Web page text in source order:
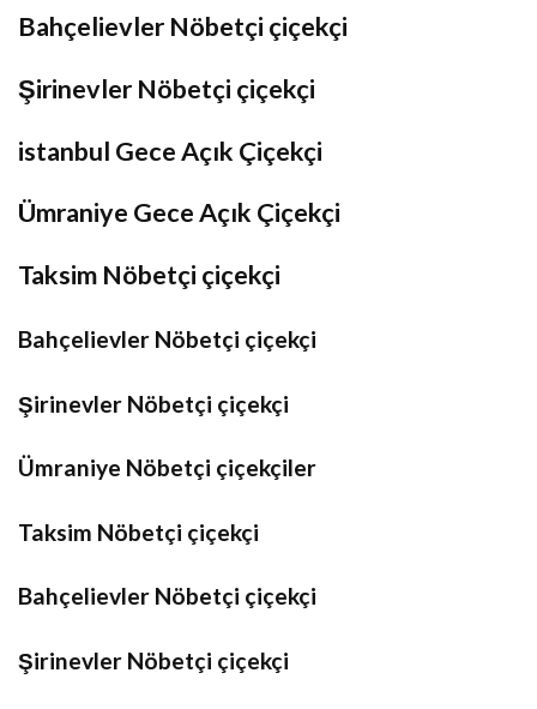
Bahçelievler Nöbetçi çiçekçi
Şirinevler Nöbetçi çiçekçi
istanbul Gece Açık Çiçekçi
Ümraniye Gece Açık Çiçekçi
Taksim Nöbetçi çiçekçi
Bahçelievler Nöbetçi çiçekçi
Şirinevler Nöbetçi çiçekçi
Ümraniye Nöbetçi çiçekçiler
Taksim Nöbetçi çiçekçi
Bahçelievler Nöbetçi çiçekçi
Şirinevler Nöbetçi çiçekçi